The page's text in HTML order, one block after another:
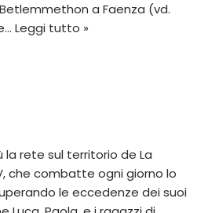
a Faenza (vd.
Leggi tutto »
la rete sul territorio de La
che combatte ogni giorno lo
le eccedenze dei suoi